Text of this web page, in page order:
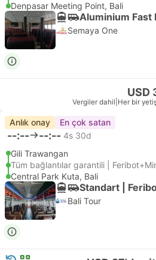
Denpasar Meeting Point, Bali
Aluminium Fast
Semaya One
USD
Vergiler dahil Her bir
Anlık onay En çok satan
--:-- --:-- 4s 30d
Gili Trawangan
Tüm bağlantılar garantili |
Central Park Kuta, Bali
Standart |
Bali Tour